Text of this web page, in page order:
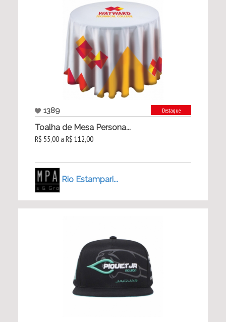
1389 Destaque
Toalha de Mesa Persona...
R$ 55,00 a R$ 112,00
Rio Estampari...